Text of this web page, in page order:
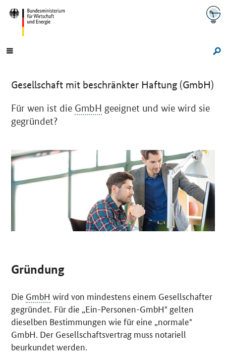
Navigation
Hauptmenü
Gesellschaft mit beschränkter Haftung (GmbH)
Für wen ist die GmbH geeignet und wie wird sie
gegründet?
Gründung
Die GmbH wird von mindestens einem Gesellschafter
gegründet. Für die „Ein-Personen-GmbH" gelten
dieselben Bestimmungen wie für eine „normale"
GmbH. Der Gesellschaftsvertrag muss notariell
beurkundet werden.